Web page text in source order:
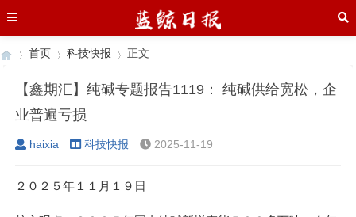
›
首页
›
科技快报 正文
【鑫期汇】纯碱专题报告1119： 纯碱供给宽松，企
业普遍亏损
haixia 科技快报 2025-11-19
２０２５年１１月１９日